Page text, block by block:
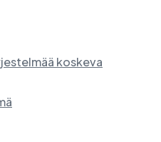
koskeva